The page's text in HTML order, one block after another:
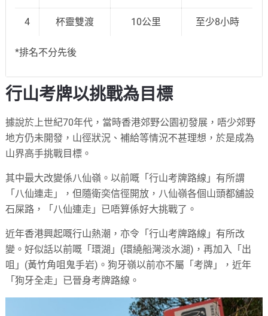
4 杯靈雙渡 10公里 至少8小時
*排名不分先後
行山考牌以挑戰為目標
據說於上世紀70年代，當時香港郊野公園初發展，唔少郊野
地方仍未開發，山徑狀況、補給等情況不甚理想，於是成為
山界高手挑戰目標。
其中最大改變係八仙嶺。以前嘅「行山考牌路線」有所謂
「八仙連走」，但隨衛奕信徑開放，八仙嶺各個山頭都舖設
石屎路，「八仙連走」已唔算係好大挑戰了。
近年香港興起嘅行山熱潮，亦令「行山考牌路線」有所改
變。好似話以前嘅「環湖」(環繞船灣淡水湖)，再加入「出
咀」(黃竹角咀鬼手岩)。狗牙嶺以前亦不屬「考牌」，近年
「狗牙全走」已晉身考牌路線。